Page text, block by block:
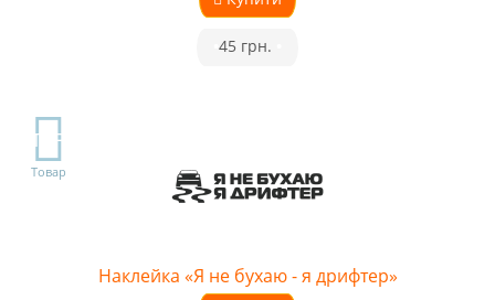
45 грн.
TOP
Товар
Наклейка «Я не бухаю - я дрифтер»